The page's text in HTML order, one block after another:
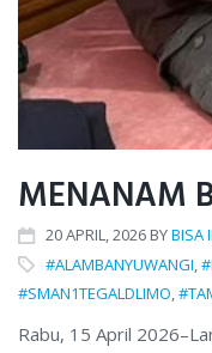
MENANAM
20APRIL, 2026 BYBISA
#ALAMBANYUWANGI
#SMAN1TEGALDLIMO,
Rabu, 15 April